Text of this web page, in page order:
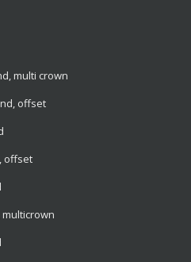
multi crown
offset
offset